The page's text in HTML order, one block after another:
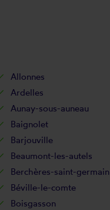
Allonnes
Ardelles
Aunay-sous-auneau
Baignolet
Barjouville
Beaumont-les-autels
Berchères-saint-germain
Béville-le-comte
Boisgasson